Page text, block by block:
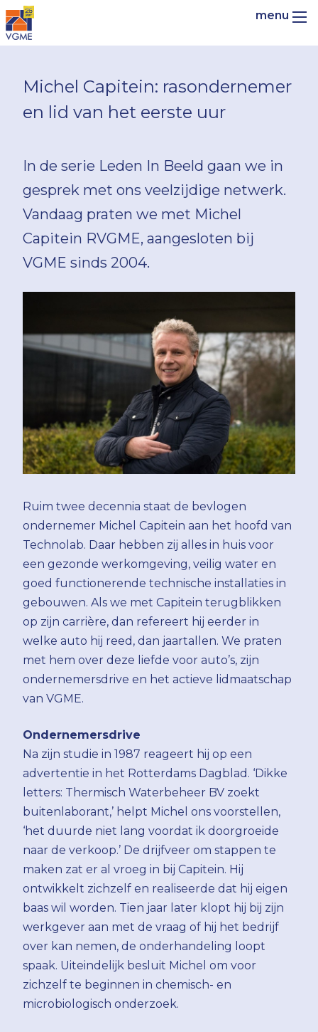
Michel Capitein: rasondernemer
en lid van het eerste uur
In de serie Leden In Beeld gaan we in
gesprek met ons veelzijdige netwerk.
Vandaag praten we met Michel
Capitein RVGME, aangesloten bij
VGME sinds 2004.
Ruim twee decennia staat de bevlogen
ondernemer Michel Capitein aan het hoofd van
Technolab. Daar hebben zij alles in huis voor
een gezonde werkomgeving, veilig water en
goed functionerende technische installaties in
gebouwen. Als we met Capitein terugblikken
op zijn carrière, dan refereert hij eerder in
welke auto hij reed, dan jaartallen. We praten
met hem over deze liefde voor auto’s, zijn
ondernemersdrive en het actieve lidmaatschap
van VGME.
Ondernemersdrive
Na zijn studie in 1987 reageert hij op een
advertentie in het Rotterdams Dagblad. ‘Dikke
letters: Thermisch Waterbeheer BV zoekt
buitenlaborant,’ helpt Michel ons voorstellen,
‘het duurde niet lang voordat ik doorgroeide
naar de verkoop.’ De drijfveer om stappen te
maken zat er al vroeg in bij Capitein. Hij
ontwikkelt zichzelf en realiseerde dat hij eigen
baas wil worden. Tien jaar later klopt hij bij zijn
werkgever aan met de vraag of hij het bedrijf
over kan nemen, de onderhandeling loopt
spaak. Uiteindelijk besluit Michel om voor
zichzelf te beginnen in chemisch- en
microbiologisch onderzoek.